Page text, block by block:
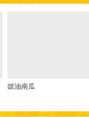
豉油南瓜